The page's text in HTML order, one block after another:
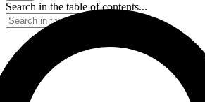
Search in the table of contents...